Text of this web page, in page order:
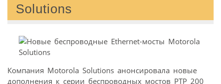
Solutions
Компания Motorola Solutions анонсировала новые
дополнения к серии беспроводных мостов PTP 200